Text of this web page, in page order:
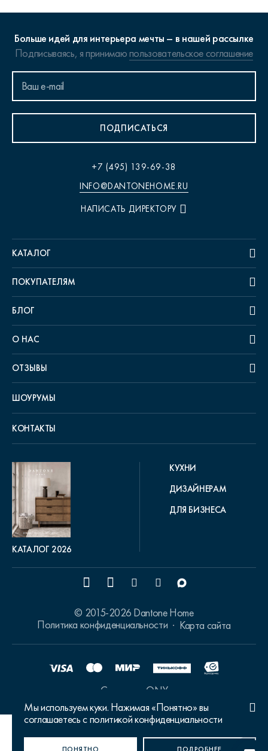
ДА, ВЕРНО НЕТ, ИЗМЕНИТЬ
Мы используем куки. Нажимая «Понятно» вы
соглашаетесь с политикой конфиденциальности
ПОНЯТНО ПОДРОБНЕЕ
Больше идей для интерьера мечты – в нашей рассылке
Подписываясь, я принимаюпользовательское соглашение
ПОДПИСАТЬСЯ
+7 (495) 139-69-38
INFO@DANTONEHOME.RU
НАПИСАТЬ ДИРЕКТОРУ
КАТАЛОГ
ПОКУПАТЕЛЯМ
БЛОГ
О НАС
ОТЗЫВЫ
ШОУРУМЫ
КОНТАКТЫ
КАТАЛОГ 2026
КУХНИ
ДИЗАЙНЕРАМ
ДЛЯ БИЗНЕСА
© 2015-2026 Dantone Home
Политика конфиденциальности
Карта сайта
Сделано в ONY